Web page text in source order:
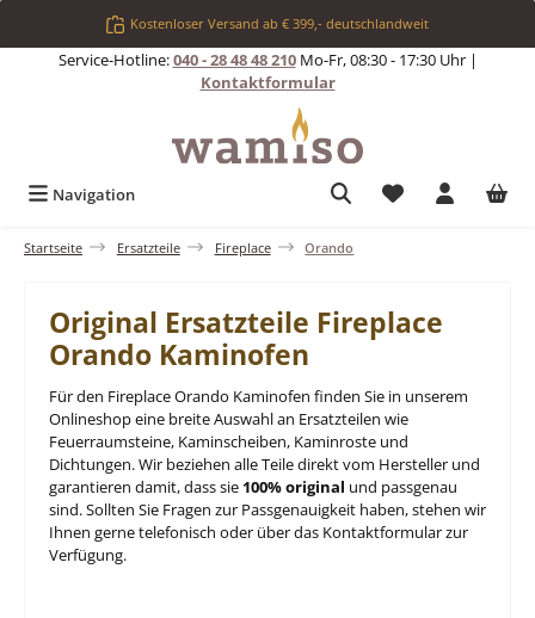
Zum Hauptinhalt springenKostenloser Versand ab € 399,- deutschlandweit
Service-Hotline:040 - 28 48 48 210Mo-Fr, 08:30 - 17:30 Uhr |
Kontaktformular
Navigation Du hast 0
Startseite Ersatzteile Fireplace Orando
Original Ersatzteile Fireplace
Orando Kaminofen
Für den Fireplace Orando Kaminofen finden Sie in unserem
Onlineshop eine breite Auswahl an Ersatzteilen wie
Feuerraumsteine, Kaminscheiben, Kaminroste und
Dichtungen. Wir beziehen alle Teile direkt vom Hersteller und
garantieren damit, dass sie 100% original und passgenau
sind. Sollten Sie Fragen zur Passgenauigkeit haben, stehen wir
Ihnen gerne telefonisch oder über das Kontaktformular zur
Verfügung.